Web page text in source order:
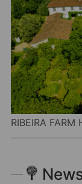
RIBEIRA FARM